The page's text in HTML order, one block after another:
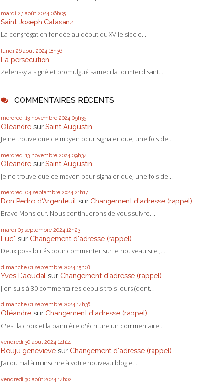
mardi 27 août 2024 06h05
Saint Joseph Calasanz
La congrégation fondée au début du XVIIe siècle...
lundi 26 août 2024 18h36
La persécution
Zelensky a signé et promulgué samedi la loi interdisant...
COMMENTAIRES RÉCENTS
mercredi 13 novembre 2024 09h35
Oléandre sur Saint Augustin
Je ne trouve que ce moyen pour signaler que, une fois de...
mercredi 13 novembre 2024 09h34
Oléandre sur Saint Augustin
Je ne trouve que ce moyen pour signaler que, une fois de...
mercredi 04 septembre 2024 21h17
Don Pedro d‘Argenteuil sur Changement d'adresse (rappel)
Bravo Monsieur. Nous continuerons de vous suivre....
mardi 03 septembre 2024 12h23
Luc* sur Changement d'adresse (rappel)
Deux possibilités pour commenter sur le nouveau site ;...
dimanche 01 septembre 2024 15h08
Yves Daoudal sur Changement d'adresse (rappel)
J'en suis à 30 commentaires depuis trois jours (dont...
dimanche 01 septembre 2024 14h36
Oléandre sur Changement d'adresse (rappel)
C'est la croix et la bannière d'écriture un commentaire...
vendredi 30 août 2024 14h14
Bouju genevieve sur Changement d'adresse (rappel)
J’ai du mal à m inscrire à votre nouveau blog et...
vendredi 30 août 2024 14h02